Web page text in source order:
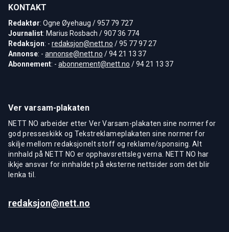
KONTAKT
Redaktør: Ogne Øyehaug / 957 79 727
Journalist: Marius Rosbach / 907 36 774
Redaksjon: - redaksjon@nett.no / 95 77 97 27
Annonse: - annonse@nett.no / 94 21 13 37
Abonnement: - abonnement@nett.no / 94 21 13 37
Ver varsam-plakaten
NETT NO arbeider etter Ver Varsam-plakaten sine normer for
god presseskikk og Tekstreklameplakaten sine normer for
skilje mellom redaksjonelt stoff og reklame/sponsing. Alt
innhald på NETT NO er opphavsrettsleg verna. NETT NO har
ikkje ansvar for innhaldet på eksterne nettsider som det blir
lenka til.
redaksjon@nett.no